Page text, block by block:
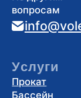
Рум сервис